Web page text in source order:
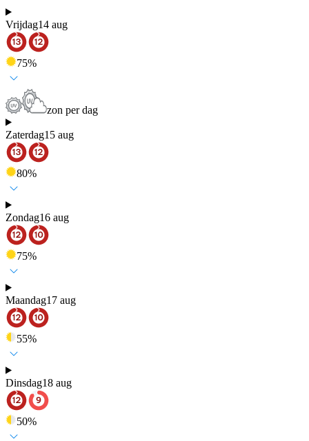
Vrijdag14 aug
75%
zon per dag
Zaterdag15 aug
80%
Zondag16 aug
75%
Maandag17 aug
55%
Dinsdag18 aug
50%